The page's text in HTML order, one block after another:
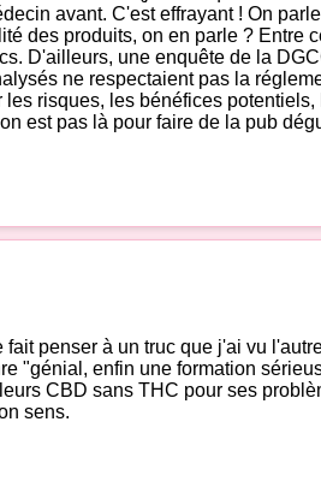
avant. C'est effrayant ! On
des produits, on en parle ?
D'ailleurs, une enquête de la
ne respectaient pas la
les risques, les bénéfices
est pas là pour faire de la pub
fait penser à un truc que j'ai vu
"génial, enfin une formation
CBD sans THC pour ses
sens.